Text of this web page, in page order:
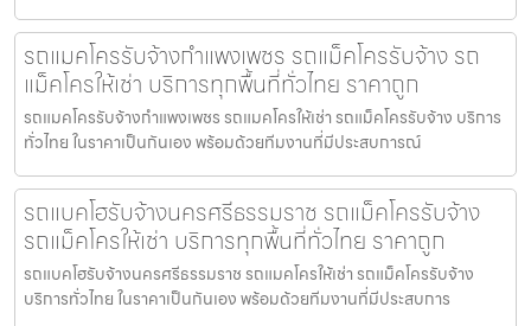
รถแมคโครรับจ้างกำแพงเพชร รถแม็คโครรับจ้าง รถ
แม็คโครให้เช่า บริการทุกพื้นที่ทั่วไทย ราคาถูก
รถแมคโครรับจ้างกำแพงเพชร รถแมคโครให้เช่า รถแม็คโครรับจ้าง บริการ
ทั่วไทย ในราคาเป็นกันเอง พร้อมด้วยทีมงานที่มีประสบการณ์
รถแบคโฮรับจ้างนครศรีธรรมราช รถแม็คโครรับจ้าง
รถแม็คโครให้เช่า บริการทุกพื้นที่ทั่วไทย ราคาถูก
รถแบคโฮรับจ้างนครศรีธรรมราช รถแมคโครให้เช่า รถแม็คโครรับจ้าง
บริการทั่วไทย ในราคาเป็นกันเอง พร้อมด้วยทีมงานที่มีประสบการ